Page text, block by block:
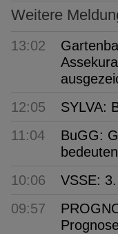
Weitere
13:02
12:05
SYLVA:
11:04
BuGG:
10:06
VSSE:
09:57